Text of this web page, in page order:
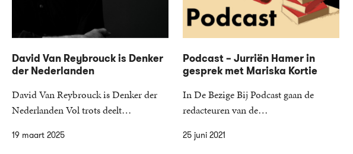
19 maart 2025
David Van Reybrouck is Denker
der Nederlanden
David Van Reybrouck is Denker der
Nederlanden Vol trots deelt…
25 juni 2021
Podcast – Jurriën Hamer in
gesprek met Mariska Kortie
In De Bezige Bij Podcast gaan de
redacteuren van de…